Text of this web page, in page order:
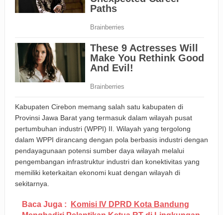
Kabupaten Cirebon memang salah satu kabupaten di
Provinsi Jawa Barat yang termasuk dalam wilayah pusat
pertumbuhan industri (WPPI) II. Wilayah yang tergolong
dalam WPPI dirancang dengan pola berbasis industri dengan
pendayagunaan potensi sumber daya wilayah melalui
pengembangan infrastruktur industri dan konektivitas yang
memiliki keterkaitan ekonomi kuat dengan wilayah di
sekitarnya.
Baca Juga :
Komisi IV DPRD Kota Bandung